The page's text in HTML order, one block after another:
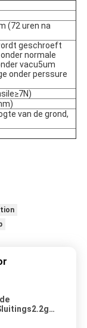
(72 uren na
geschroeft
normale
vacu5um
onder perssure
van de grond,